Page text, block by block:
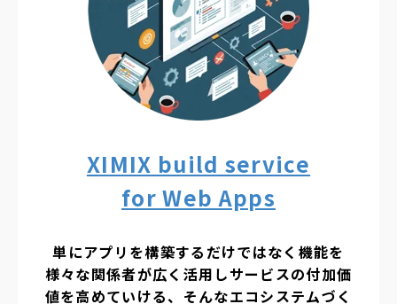
XIMIX build service
for Web Apps
単にアプリを構築するだけではなく機能を
様々な関係者が広く活用しサービスの付加価
値を高めていける、そんなエコシステムづく